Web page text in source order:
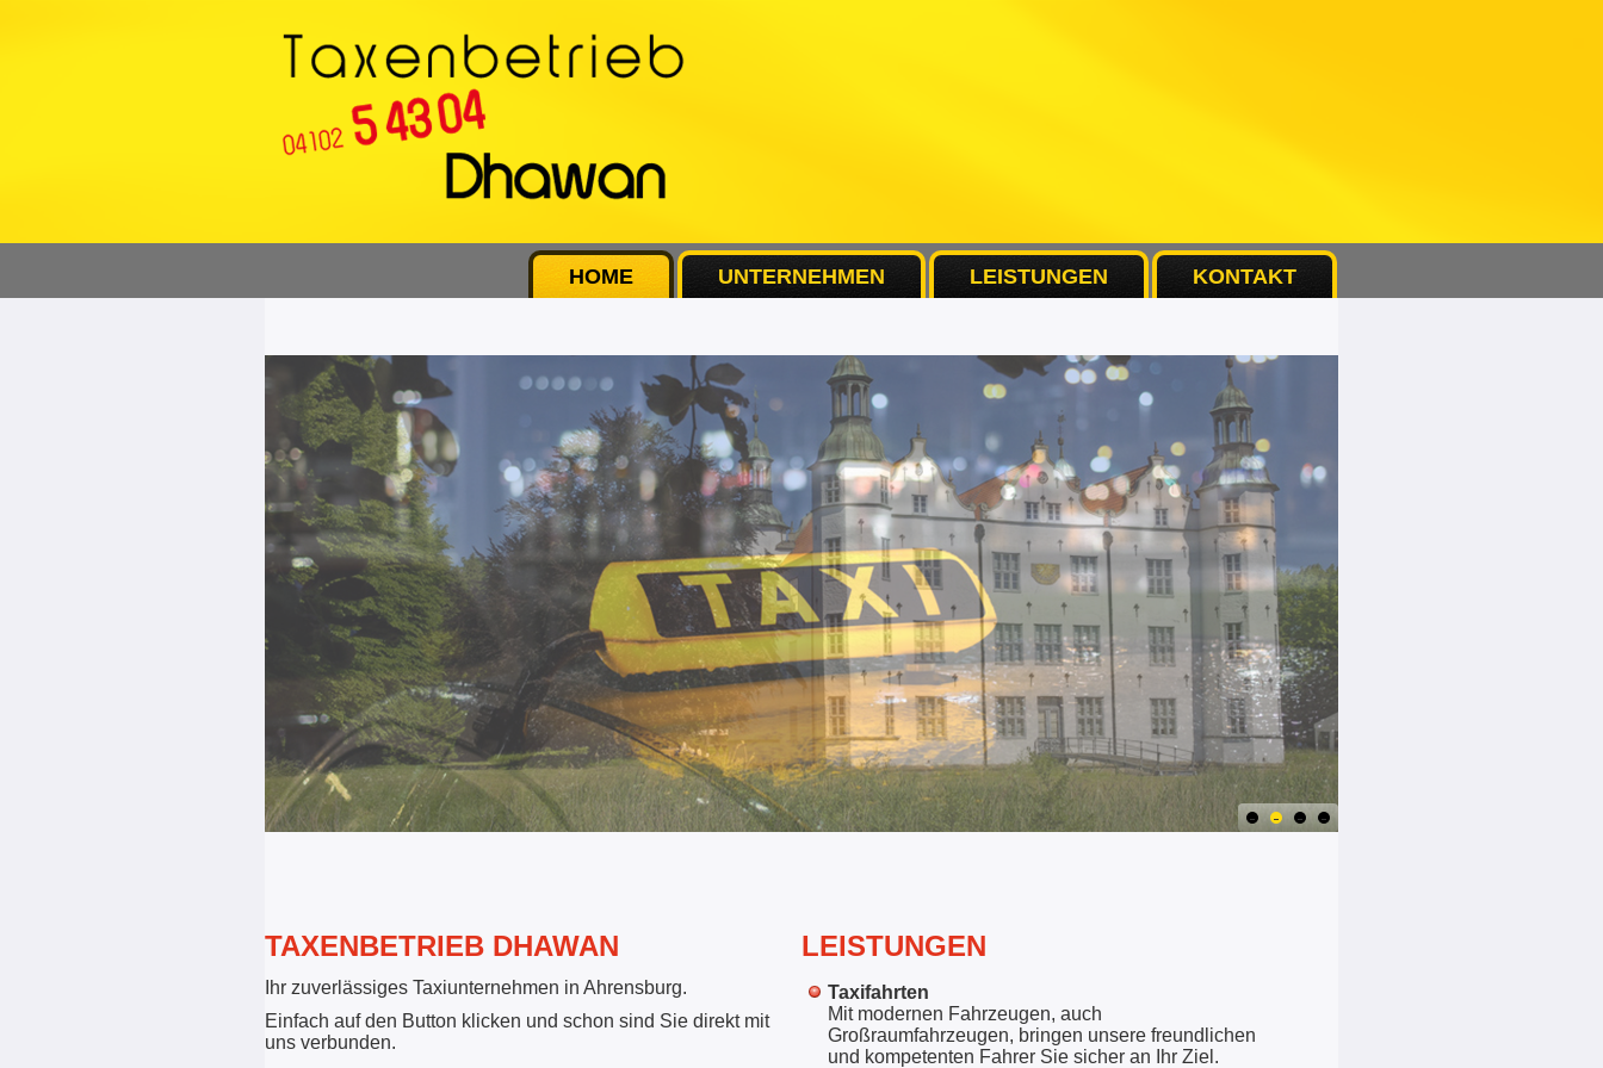
HOME UNTERNEHMEN LEISTUNGEN KONTAKT
TAXENBETRIEB DHAWAN
Ihr zuverlässiges Taxiunternehmen in Ahrensburg.
Einfach auf den Button klicken und schon sind Sie direkt mit
uns verbunden.
LEISTUNGEN
Taxifahrten
Mit modernen Fahrzeugen, auch
Großraumfahrzeugen, bringen unsere freundlichen
und kompetenten Fahrer Sie sicher an Ihr Ziel.